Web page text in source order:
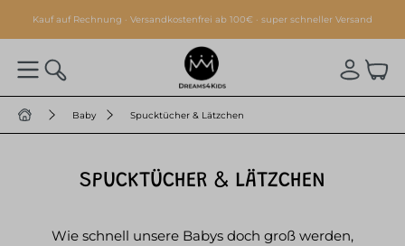
springen
Kauf auf Rechnung · Versandkostenfrei ab 100€ · super schneller Versand
Baby Spucktücher & Lätzchen
SPUCKTÜCHER & LÄTZCHEN
Wie schnell unsere Babys doch groß werden,